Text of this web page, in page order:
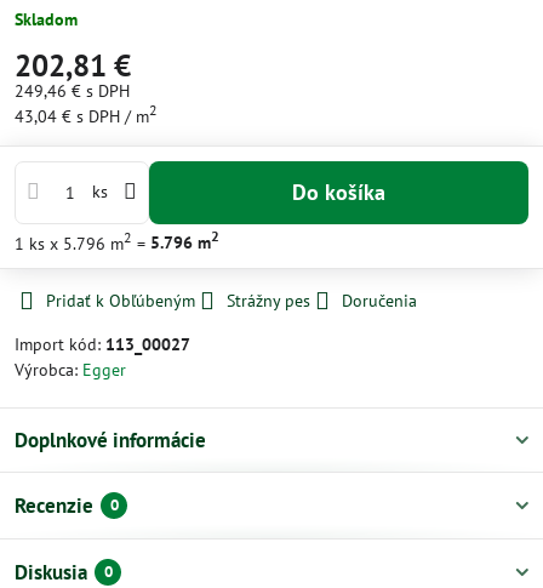
Skladom
202,81 €
249,46 € s DPH
43,04 € s DPH / m2
ks Do košíka
1 ks x 5.796 m2 = 5.796 m2
Pridať k Obľúbeným Strážny pes
Doručenia
Import kód: 113_00027
Výrobca: Egger
Doplnkové informácie
Recenzie 0
Diskusia 0